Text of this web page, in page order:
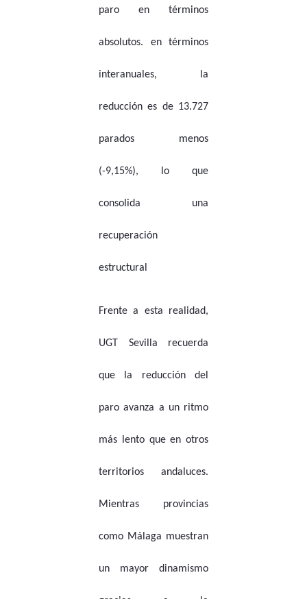
paro en términos
absolutos. en términos
interanuales, la
reducción es de 13.727
parados menos
(-9,15%), lo que
consolida una
recuperación
estructural
Frente a esta realidad,
UGT Sevilla recuerda
que la reducción del
paro avanza a un ritmo
más lento que en otros
territorios andaluces.
Mientras provincias
como Málaga muestran
un mayor dinamismo